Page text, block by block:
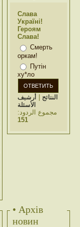
Слава
Україні!
Героям
Слава!
Смерть
оркам!
Путін
ху*ло
النتائج | أرشيف
الأسئلة
مجموع الردود:
151
• Архів
новин